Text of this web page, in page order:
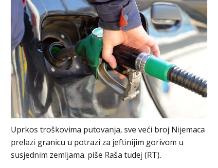
Uprkos troškovima putovanja, sve veći broj Nijemaca
prelazi granicu u potrazi za jeftinijim gorivom u
susjednim zemljama. piše Raša tudej (RT).